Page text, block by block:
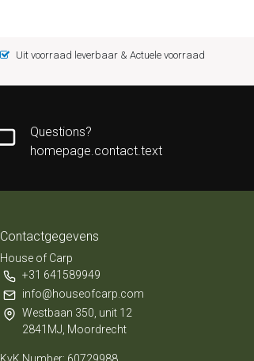
Uit voorraad leverbaar & Actuele voorraad
Questions?
homepage.contact.text
Contactgegevens
House of Carp
+31 641589949
info@houseofcarp.com
Westbaan 350, unit 12
2841MJ, Moordrecht